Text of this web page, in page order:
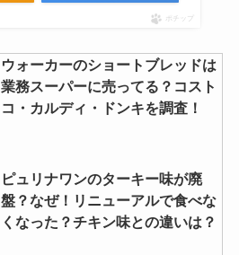
ポチップ
ウォーカーのショートブレッドは
業務スーパーに売ってる？コスト
コ・カルディ・ドンキを調査！
ピュリナワンのターキー味が廃
盤？なぜ！リニューアルで食べな
くなった？チキン味との違いは？